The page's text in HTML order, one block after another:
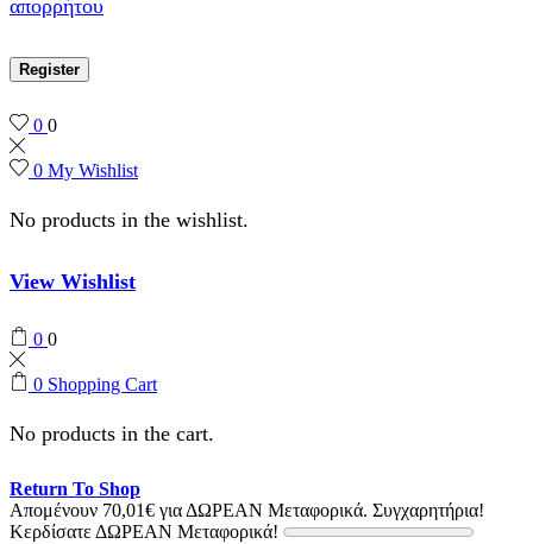
απορρήτου
Register
0 0
0 My Wishlist
No products in the wishlist.
View Wishlist
0 0
0 Shopping Cart
No products in the cart.
Return To Shop
Απομένουν 70,01€ για ΔΩΡΕΑΝ Μεταφορικά. Συγχαρητήρια!
Κερδίσατε ΔΩΡΕΑΝ Μεταφορικά!